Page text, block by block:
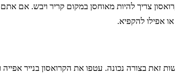
צריך להיות מאוחסן במקום קריר ויבש.
אפילו להקפיא.
בצורה נכונה. עטפו את הקרואסון בנייר